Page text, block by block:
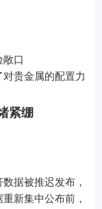
敞口
贵金属的配置力
紧绷
据被推迟发布，
新集中公布前，